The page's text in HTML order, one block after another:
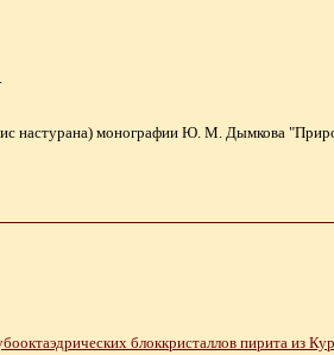
настурана) монографии Ю. М. Дымкова
блоккристаллов пирита из